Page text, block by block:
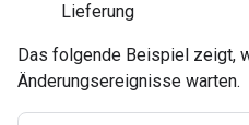
Lieferung
Das folgende Beispiel zeigt,
Änderungsereignisse warten.